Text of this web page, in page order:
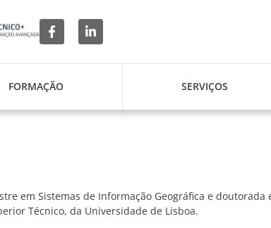
FORMAÇÃO SERVIÇOS
em Sistemas de Informação Geográfica e
Técnico, da Universidade de Lisboa.